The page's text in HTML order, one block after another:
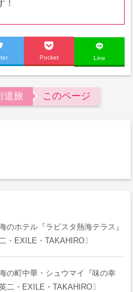
！
Pocket Line
道旅 このページ
のホテル『ラビスタ熱海テラス』
・EXILE・TAKAHIRO〕
の町中華・シュウマイ『味の幸
二・EXILE・TAKAHIRO〕